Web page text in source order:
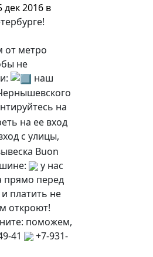
дек 2016 в
от метро
не
наш
на
на ее вход
с улицы,
Buon
у нас
прямо перед
платить не
откроют!
поможем,
41
+7-931-